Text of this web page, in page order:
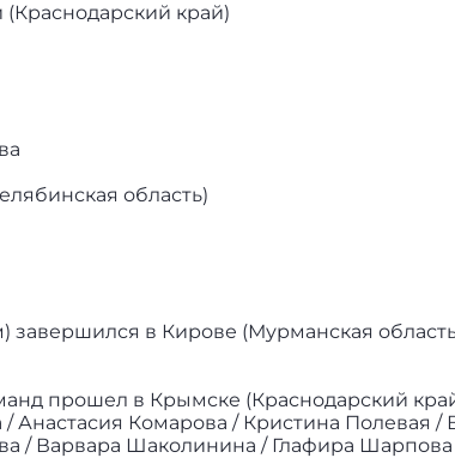
край)
область)
в Кирове (Мурманская
прошел в Крымске (Краснодарский
Анастасия Комарова / Кристина Полевая
/ Варвара Шаколинина / Глафира